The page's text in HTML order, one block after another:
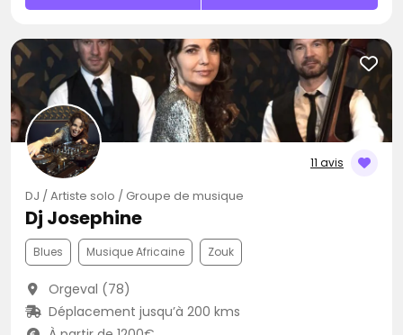
11 avis
DJ / Artiste solo / Groupe de musique
Dj Josephine
Blues Musique Africaine Zouk
Orgeval (78)
Déplacement jusqu’à 200 kms